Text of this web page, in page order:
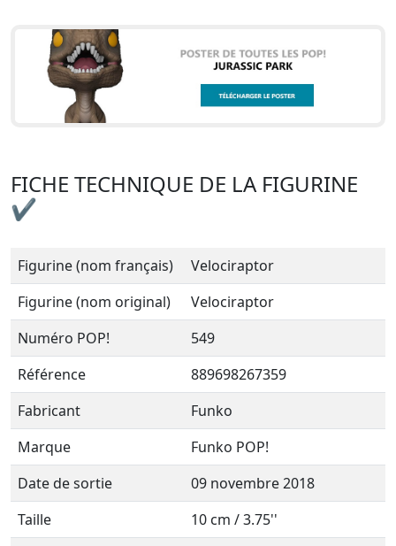
FICHE TECHNIQUE DE LA FIGURINE
✔
Figurine (nom français)
Velociraptor
Figurine (nom original)
Velociraptor
Numéro POP!
549
Référence
889698267359
Fabricant
Funko
Marque
Funko POP!
Date de sortie
09 novembre 2018
Taille
10 cm / 3.75''